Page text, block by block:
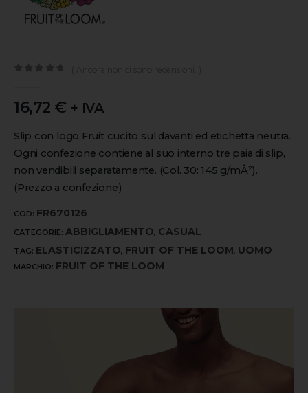
16,72 € + IVA
Slip con logo Fruit cucito sul davanti ed etichetta neutra.
Ogni confezione contiene al suo interno tre paia di slip,
non vendibili separatamente. (Col. 30: 145 g/mÂ²).
(Prezzo a confezione)
COD: FR670126
CATEGORIE: ABBIGLIAMENTO, CASUAL
TAG: ELASTICIZZATO, FRUIT OF THE LOOM, UOMO
MARCHIO: FRUIT OF THE LOOM